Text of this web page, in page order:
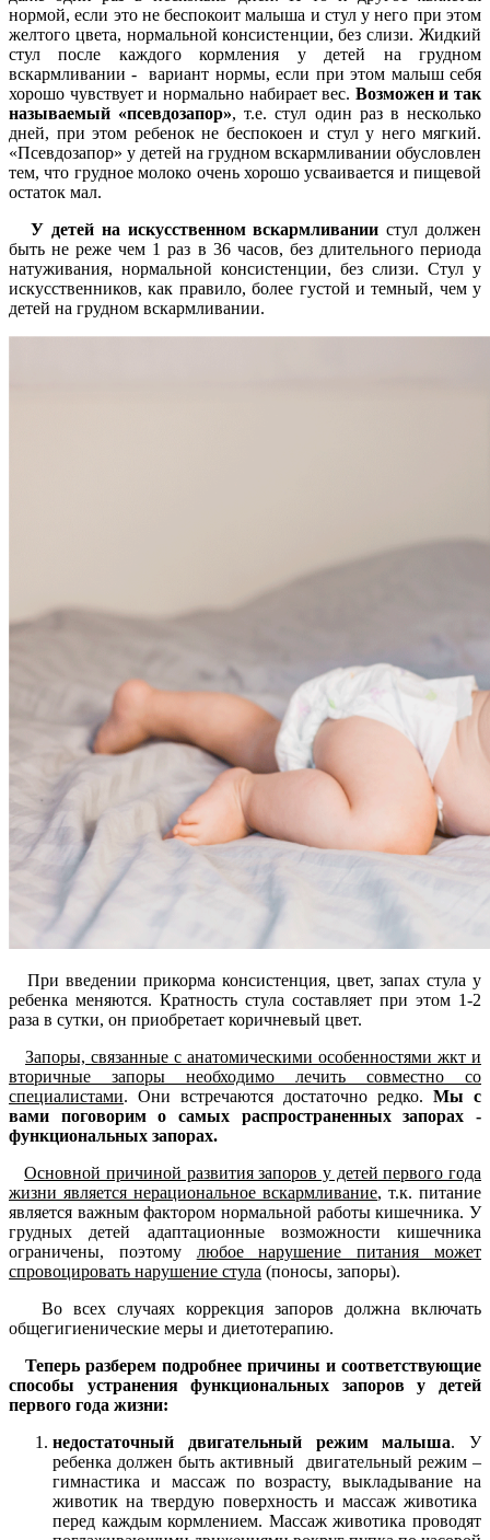
нормой, если это не беспокоит малыша и стул у него при этом
желтого цвета, нормальной консистенции, без слизи. Жидкий
стул после каждого кормления у детей на грудном
вскармливании - вариант нормы, если при этом малыш себя
хорошо чувствует и нормально набирает вес. Возможен и так
называемый «псевдозапор», т.е. стул один раз в несколько
дней, при этом ребенок не беспокоен и стул у него мягкий.
«Псевдозапор» у детей на грудном вскармливании обусловлен
тем, что грудное молоко очень хорошо усваивается и пищевой
остаток мал.
У детей на искусственном вскармливании стул должен
быть не реже чем 1 раз в 36 часов, без длительного периода
натуживания, нормальной консистенции, без слизи. Стул у
искусственников, как правило, более густой и темный, чем у
детей на грудном вскармливании.
При введении прикорма консистенция, цвет, запах стула у
ребенка меняются. Кратность стула составляет при этом 1-2
раза в сутки, он приобретает коричневый цвет.
Запоры, связанные с анатомическими особенностями жкт и
вторичные запоры необходимо лечить совместно со
специалистами. Они встречаются достаточно редко. Мы с
вами поговорим о самых распространенных запорах -
функциональных запорах.
Основной причиной развития запоров у детей первого года
жизни является нерациональное вскармливание, т.к. питание
является важным фактором нормальной работы кишечника. У
грудных детей адаптационные возможности кишечника
ограничены, поэтому любое нарушение питания может
спровоцировать нарушение стула (поносы, запоры).
Во всех случаях коррекция запоров должна включать
общегигиенические меры и диетотерапию.
Теперь разберем подробнее причины и соответствующие
способы устранения функциональных запоров у детей
первого года жизни:
недостаточный двигательный режим малыша. У
ребенка должен быть активный двигательный режим –
гимнастика и массаж по возрасту, выкладывание на
животик на твердую поверхность и массаж животика
перед каждым кормлением. Массаж животика проводят